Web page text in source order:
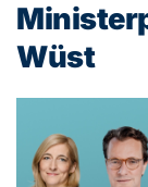
Wüst